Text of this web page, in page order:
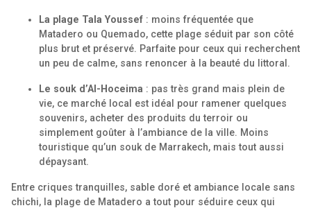
La plage Tala Youssef : moins fréquentée que
Matadero ou Quemado, cette plage séduit par son côté
plus brut et préservé. Parfaite pour ceux qui recherchent
un peu de calme, sans renoncer à la beauté du littoral.
Le souk d’Al-Hoceima : pas très grand mais plein de
vie, ce marché local est idéal pour ramener quelques
souvenirs, acheter des produits du terroir ou
simplement goûter à l’ambiance de la ville. Moins
touristique qu’un souk de Marrakech, mais tout aussi
dépaysant.
Entre criques tranquilles, sable doré et ambiance locale sans
chichi, la plage de Matadero a tout pour séduire ceux qui